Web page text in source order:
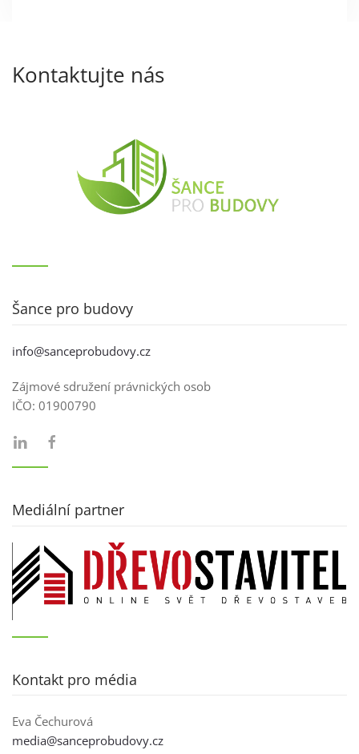
Kontaktujte nás
Šance pro budovy
info@sanceprobudovy.cz
Zájmové sdružení právnických osob
IČO: 01900790
Mediální partner
Kontakt pro média
Eva Čechurová
media@sanceprobudovy.cz